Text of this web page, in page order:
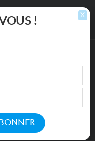
| Partenaires|
X
!